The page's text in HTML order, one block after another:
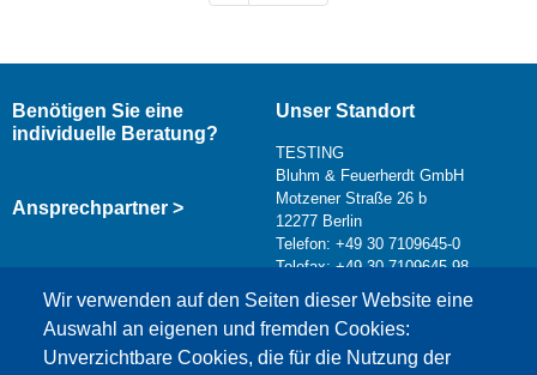
Wir verwenden auf den Seiten dieser Website eine
Auswahl an eigenen und fremden Cookies:
Unverzichtbare Cookies, die für die Nutzung der
Benötigen Sie eine
individuelle Beratung?
Ansprechpartner >
Unser Standort
TESTING
Bluhm & Feuerherdt GmbH
Motzener Straße 26 b
12277 Berlin
Telefon: +49 30 7109645-0
Telefax: +49 30 7109645-98
info@testing.de